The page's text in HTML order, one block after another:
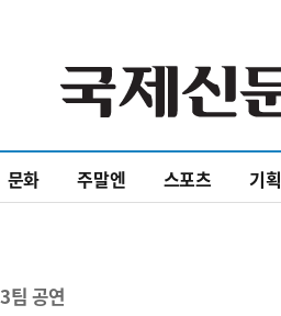
문화 주말엔 스포츠 기획
팀 공연